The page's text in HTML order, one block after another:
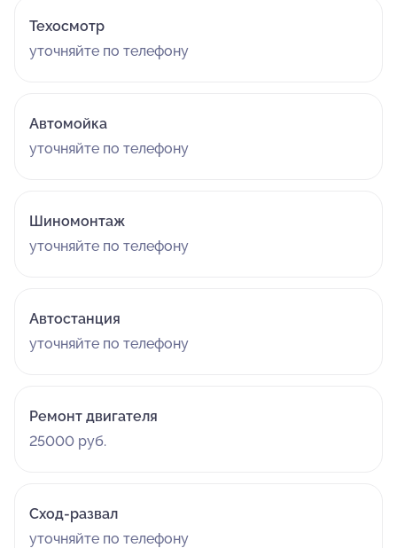
Техосмотр
уточняйте по телефону
Автомойка
уточняйте по телефону
Шиномонтаж
уточняйте по телефону
Автостанция
уточняйте по телефону
Ремонт двигателя
25000 руб.
Сход-развал
уточняйте по телефону